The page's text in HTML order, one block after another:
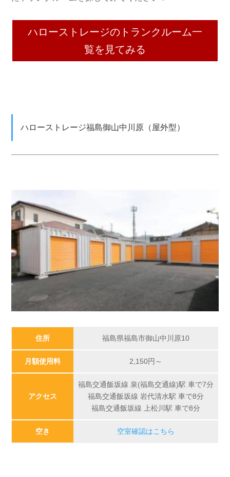
ハローストレージのトランクルーム一
覧を見てみる
ハローストレージ福島御山中川原（屋外型）
住所 福島県福島市御山中川原10
月額使用料 2,150円～
アクセス
福島交通飯坂線 泉(福島交通線)駅 車で7分
福島交通飯坂線 岩代清水駅 車で8分
福島交通飯坂線 上松川駅 車で8分
空き 空室確認はこちら